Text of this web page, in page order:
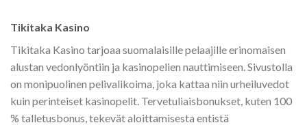
Tikitaka Kasino
Tikitaka Kasino tarjoaa suomalaisille pelaajille erinomaisen
alustan vedonlyöntiin ja kasinopelien nauttimiseen. Sivustolla
on monipuolinen pelivalikoima, joka kattaa niin urheiluvedot
kuin perinteiset kasinopelit. Tervetuliaisbonukset, kuten 100
% talletusbonus, tekevät aloittamisesta entistä